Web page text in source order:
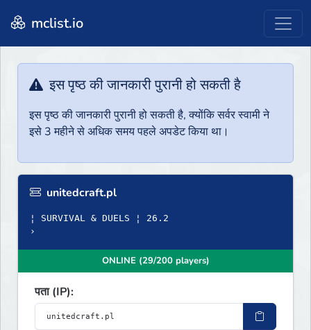
mclist.io
इस पृष्ठ की जानकारी पुरानी हो सकती है
इस पृष्ठ की जानकारी पुरानी हो सकती है, क्योंकि सर्वर स्वामी ने
इसे 3 महीने से अधिक समय पहले अपडेट किया था।
unitedcraft.pl
¦ SURVIVAL & DUELS ¦ 26.2
›
ONLINE (29/200 players)
पता (IP):